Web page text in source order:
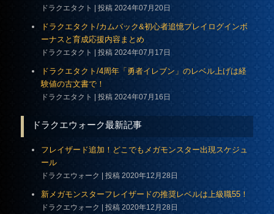
ドラクエタクト 投稿 2024年07月20日
ドラクエタクト/カムバック&初心者追憶プレイログインボ
ーナスと育成応援内容まとめ
ドラクエタクト 投稿 2024年07月17日
ドラクエタクト/4周年「勇者イレブン」のレベル上げは経
験値の古文書で！
ドラクエタクト 投稿 2024年07月16日
ドラクエウォーク最新記事
フレイザード追加！どこでもメガモンスター出現スケジュ
ール
ドラクエウォーク 投稿 2020年12月28日
新メガモンスターフレイザードの推奨レベルは上級職55！
ドラクエウォーク 投稿 2020年12月28日